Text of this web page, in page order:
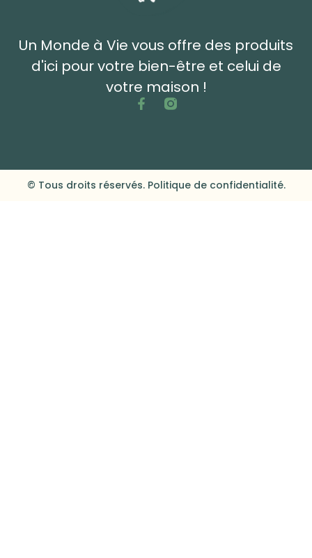
Un Monde à Vie vous offre des produits
d'ici pour votre bien-être et celui de
votre maison !
© Tous droits réservés. Politique de confidentialité.